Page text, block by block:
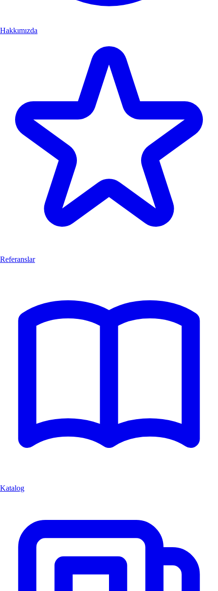
Hakkımızda
Referanslar
Katalog